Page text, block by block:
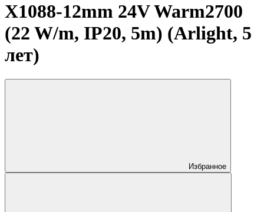
X1088-12mm 24V Warm2700
(22 W/m, IP20, 5m) (Arlight, 5
лет)
Избранное